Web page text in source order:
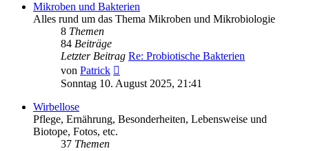
Mikroben und Bakterien
Alles rund um das Thema Mikroben und Mikrobiologie
8 Themen
84 Beiträge
Letzter Beitrag Re: Probiotische Bakterien
von Patrick
Beitrag
Sonntag 10. August 2025, 21:41
Wirbellose
Pflege, Ernährung, Besonderheiten, Lebensweise und
Biotope, Fotos, etc.
37 Themen